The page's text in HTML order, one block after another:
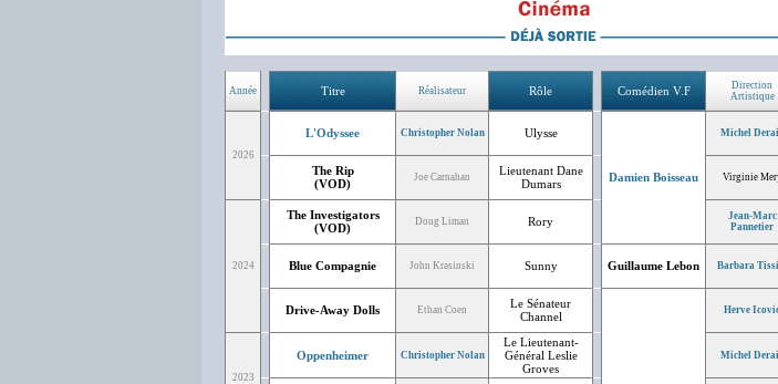
Année Titre Réalisateur Rôle Comédien V.F
Direction
Artistique
2026
L'Odyssee Christopher Nolan Ulysse
Damien Boisseau
Michel
The Rip
(VOD)
Joe Carnahan
Lieutenant Dane
Dumars
Virginie
2024
The Investigators
(VOD)
Doug Liman Rory
Jean-Marc
Pannetier
Blue Compagnie John Krasinski Sunny Guillaume Lebon Barbara
Drive-Away Dolls Ethan Coen
Le Sénateur
Channel
Herve
2023
Oppenheimer Christopher Nolan
Le Lieutenant-
Général Leslie
Groves
Michel